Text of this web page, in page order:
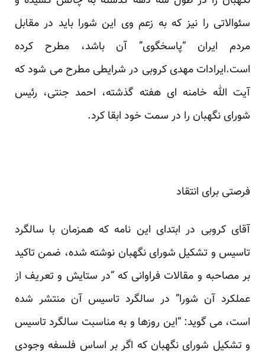
سئوالاتی را نیز که به زعم وی این شورا باید در مقابل
مردم ایران “پاسخگوی” آن باشد، مطرح کرده
است.ایرادات مهدی کروبی در شرایطی مطرح می شود که
آیت الله خامنه ای هفته گذشته، احمد جنتی، رئیس
شورای نگهبان را در سمت خود ابقا کرد.
فرصتی برای انتقاد
آقای کروبی در ابتدای این نامه که همزمان با سالگرد
تاسیس و تشکیل شورای نگهبان نوشته شده، ضمن تاکید
بر مصاحبه و مقالات فراوانی که “در ستایش و تعریف از
عملکرد آن شورا” در سالگرد تاسیس آن منتشر شده
است، می گوید: “این روزها و به مناسبت سالگرد تاسیس
و تشکیل شورای نگهبان که اگر بر اساس فلسفه وجودی